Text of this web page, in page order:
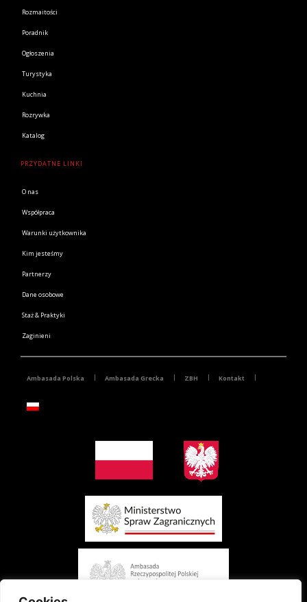
Rozmaitości
Poradnik
Ogłoszenia
Turystyka
Kuchnia
Rozrywka
Katalog
PRZYDATNE LINKI
O nas
Współpraca
Warunki użytkownika
Kim jesteśmy
Partnerzy
Dane osobowe
Staż & Praktyki
Zaginieni
Ambasada Polska Ambasada Grecka ZBH Kontakt